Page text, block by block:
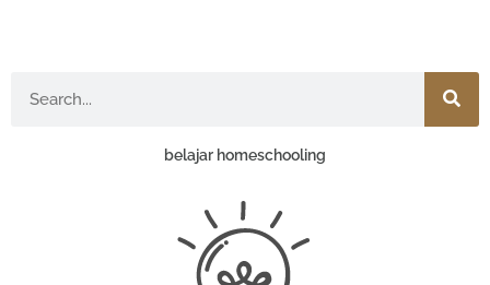
belajar homeschooling